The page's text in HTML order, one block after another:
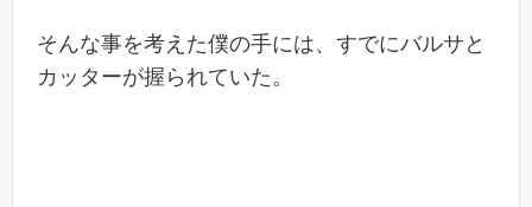
そんな事を考えた僕の手には、すでにバルサと
カッターが握られていた。